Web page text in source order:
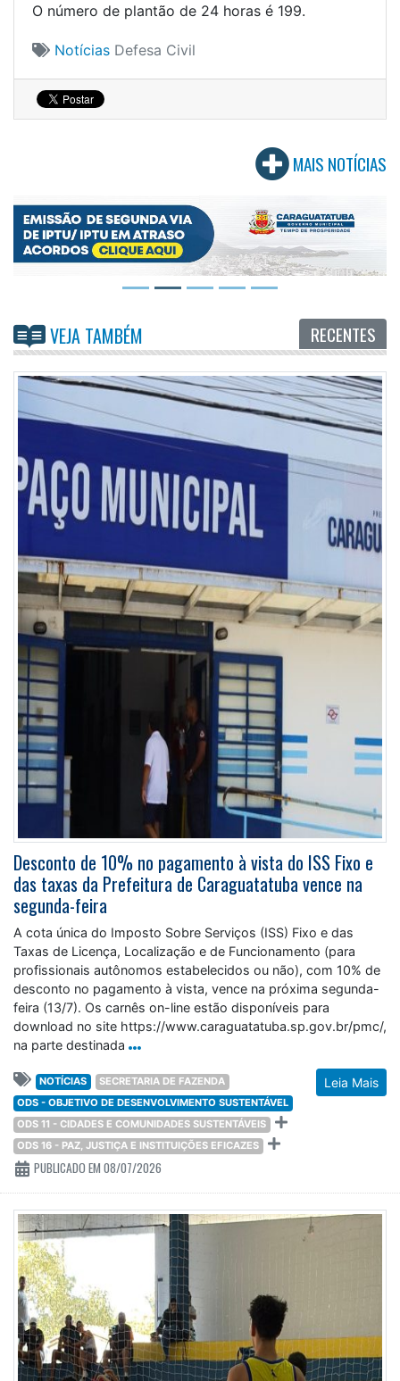
O número de plantão de 24 horas é 199.
Notícias Defesa Civil
MAIS NOTÍCIAS
VEJA TAMBÉM RECENTES
Desconto de 10% no pagamento à vista do ISS Fixo e
das taxas da Prefeitura de Caraguatatuba vence na
segunda-feira
A cota única do Imposto Sobre Serviços (ISS) Fixo e das
Taxas de Licença, Localização e de Funcionamento (para
profissionais autônomos estabelecidos ou não), com 10% de
desconto no pagamento à vista, vence na próxima segunda-
feira (13/7). Os carnês on-line estão disponíveis para
download no site https://www.caraguatatuba.sp.gov.br/pmc/,
na parte destinada
Leia Mais
NOTÍCIAS
SECRETARIA DE FAZENDA
ODS - OBJETIVO DE DESENVOLVIMENTO SUSTENTÁVEL
ODS 11 - CIDADES E COMUNIDADES SUSTENTÁVEIS
ODS 16 - PAZ, JUSTIÇA E INSTITUIÇÕES EFICAZES
PUBLICADO EM 08/07/2026